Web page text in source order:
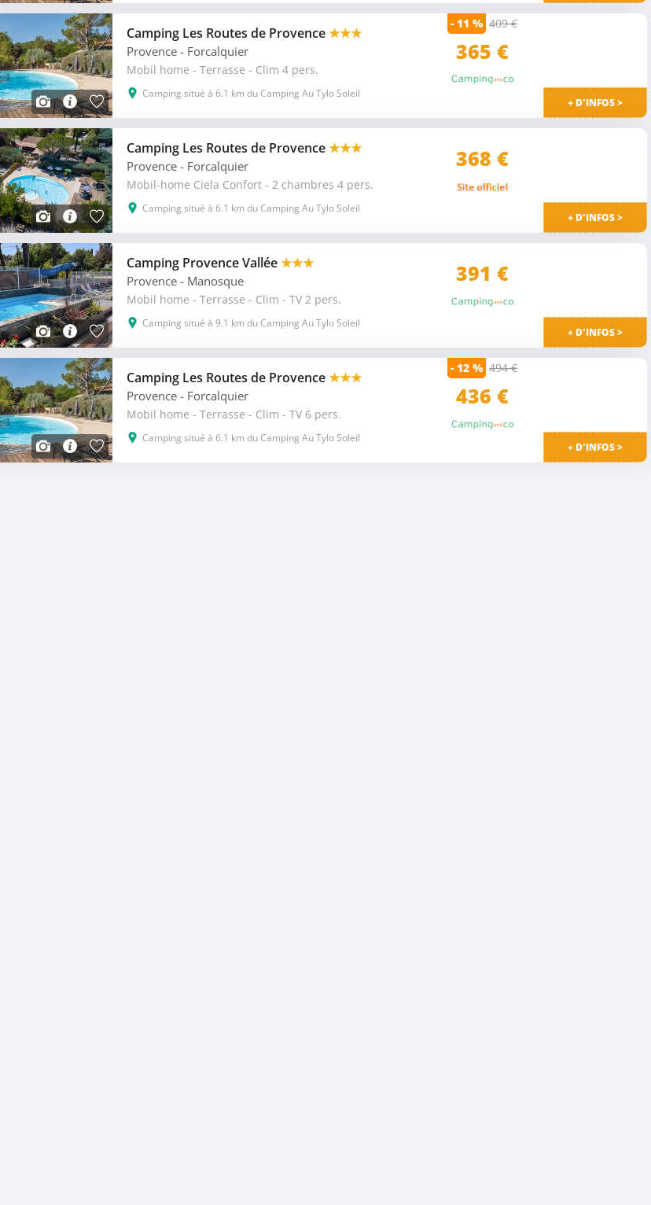
Camping Les Routes de Provence★★★
Provence - Forcalquier
Mobil home - Terrasse - Clim 4 pers.
Camping situé à 6.1 km du Camping Au Tylo Soleil
- 11 % 409 €
365 €
+ D'INFOS >
Camping Les Routes de Provence★★★
Provence - Forcalquier
Mobil-home Ciela Confort - 2 chambres 4 pers.
Camping situé à 6.1 km du Camping Au Tylo Soleil
368 €
+ D'INFOS >
Camping Provence Vallée★★★
Provence - Manosque
Mobil home - Terrasse - Clim - TV 2 pers.
Camping situé à 9.1 km du Camping Au Tylo Soleil
391 €
+ D'INFOS >
Camping Les Routes de Provence★★★
Provence - Forcalquier
Mobil home - Terrasse - Clim - TV 6 pers.
Camping situé à 6.1 km du Camping Au Tylo Soleil
- 12 % 494 €
436 €
+ D'INFOS >